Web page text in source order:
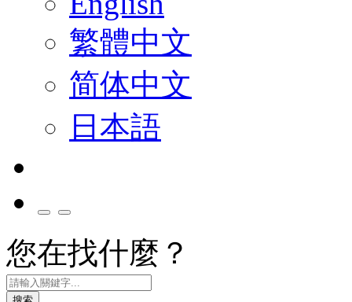
繁體中文
简体中文
日本語
您在找什麼？